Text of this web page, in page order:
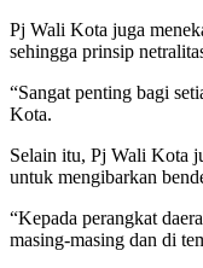
Pj Wali Kota juga
sehingga prinsip
“Sangat penting bagi
Kota.
Selain itu, Pj Wali Kota
untuk mengibarkan
“Kepada perangkat
masing-masing dan di